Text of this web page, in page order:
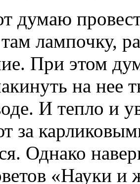
думаю
лампочку,
При этом
на нее
И тепло и
за
Однако
«Науки и